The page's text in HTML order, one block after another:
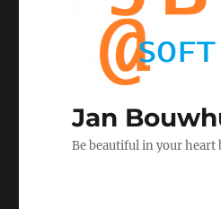
Jan
Be beautiful in your heart